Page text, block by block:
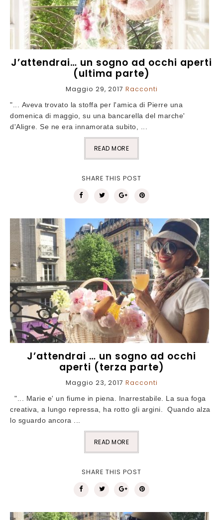
J’attendrai… un sogno ad occhi aperti
(ultima parte)
Maggio 29, 2017 Racconti
"... Aveva trovato la stoffa per l'amica di Pierre una
domenica di maggio, su una bancarella del marche'
d'Aligre. Se ne era innamorata subito, ...
READ MORE
SHARE THIS POST
J’attendrai … un sogno ad occhi
aperti (terza parte)
Maggio 23, 2017 Racconti
"... Marie e' un fiume in piena. Inarrestabile. La sua foga
creativa, a lungo repressa, ha rotto gli argini. Quando alza
lo sguardo ancora ...
READ MORE
SHARE THIS POST